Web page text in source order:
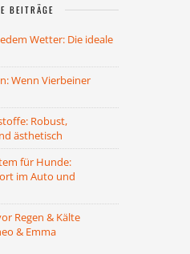
BEITRÄGE
Wetter: Die ideale
Wenn Vierbeiner
Robust,
ästhetisch
für Hunde:
im Auto und
Regen & Kälte
& Emma